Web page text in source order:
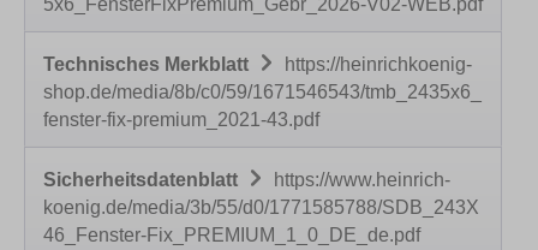
Technisches Merkblatt
https://heinrichkoenig-
shop.de/media/8b/c0/59/1671546543/tmb_2435x6_
fenster-fix-premium_2021-43.pdf
Sicherheitsdatenblatt
https://www.heinrich-
koenig.de/media/3b/55/d0/1771585788/SDB_243X
46_Fenster-Fix_PREMIUM_1_0_DE_de.pdf